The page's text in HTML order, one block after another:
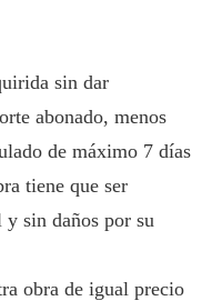
sin dar
abonado, menos
de máximo 7 días
tiene que ser
sin daños por su
obra de igual precio